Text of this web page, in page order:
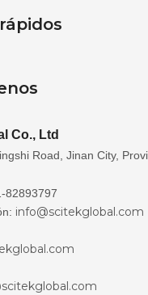
Co., Ltd
Road, Jinan City,
82893797
info@scitekglobal.com